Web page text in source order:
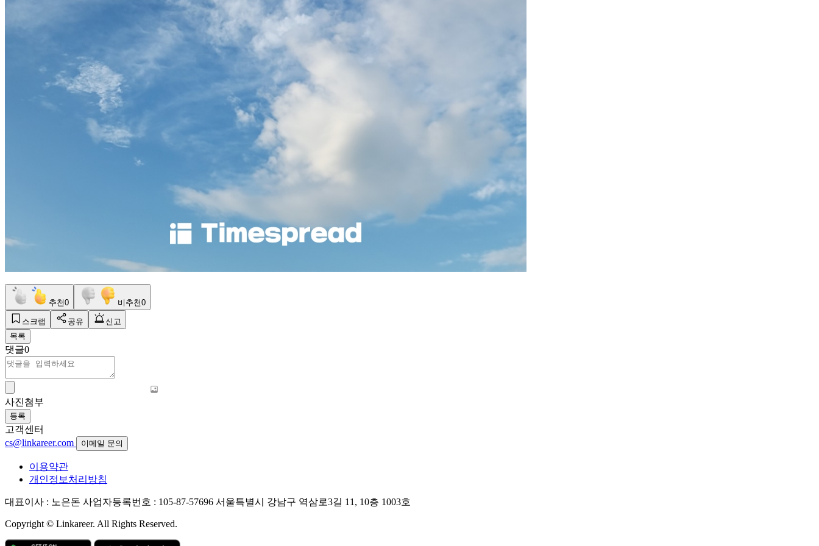
추천0 비추천0
스크랩 공유
신고
목록
댓글0
사진첨부
등록
고객센터
cs@linkareer.com
이메일 문의
이용약관
개인정보처리방침
대표이사 : 노은돈 사업자등록번호 : 105-87-57696 서울특별시 강남구 역삼로3길 11, 10층 1003호
Copyright © Linkareer. All Rights Reserved.